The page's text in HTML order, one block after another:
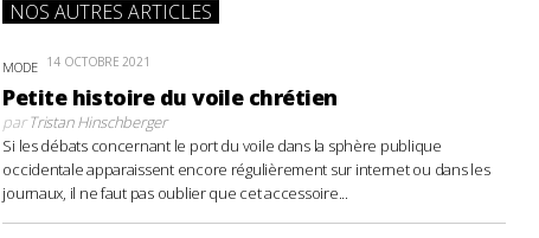
NOS AUTRES ARTICLES
MODE 14 OCTOBRE 2021
Petite histoire du voile chrétien
parTristan Hinschberger
Si les débats concernant le port du voile dans la sphère publique
occidentale apparaissent encore régulièrement sur internet ou dans les
journaux, il ne faut pas oublier que cet accessoire...